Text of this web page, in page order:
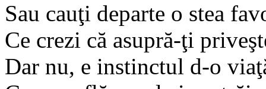
Sau cauţi departe o stea
Ce crezi că asupră-ţi
Dar nu, e instinctul d-o